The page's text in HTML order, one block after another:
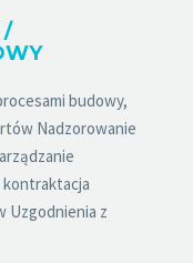
/
budowy,
Nadzorowanie
kontraktacja
Uzgodnienia z